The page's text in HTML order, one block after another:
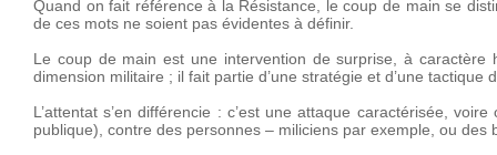
Quand on fait référence à la Résistance, le coup de main se
de ces mots ne soient pas évidentes à définir.
Le coup de main est une intervention de surprise, à
dimension militaire ; il fait partie d’une stratégie et d’une tactique
L’attentat s’en différencie : c’est une attaque caractérisée,
publique), contre des personnes – miliciens par exemple, ou